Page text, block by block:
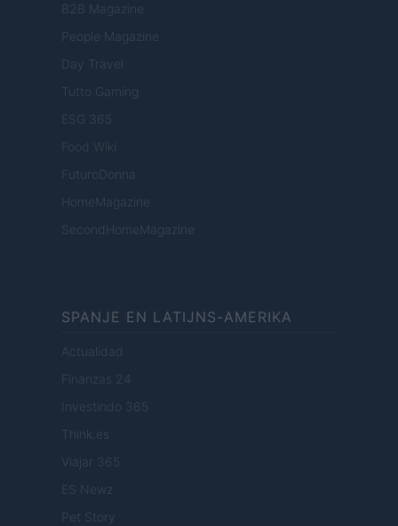
B2B Magazine
People Magazine
Day Travel
Tutto Gaming
ESG 365
Food Wiki
FuturoDonna
HomeMagazine
SecondHomeMagazine
SPANJE EN LATIJNS-AMERIKA
Actualidad
Finanzas 24
Investindo 365
Think.es
Viajar 365
ES Newz
Pet Story